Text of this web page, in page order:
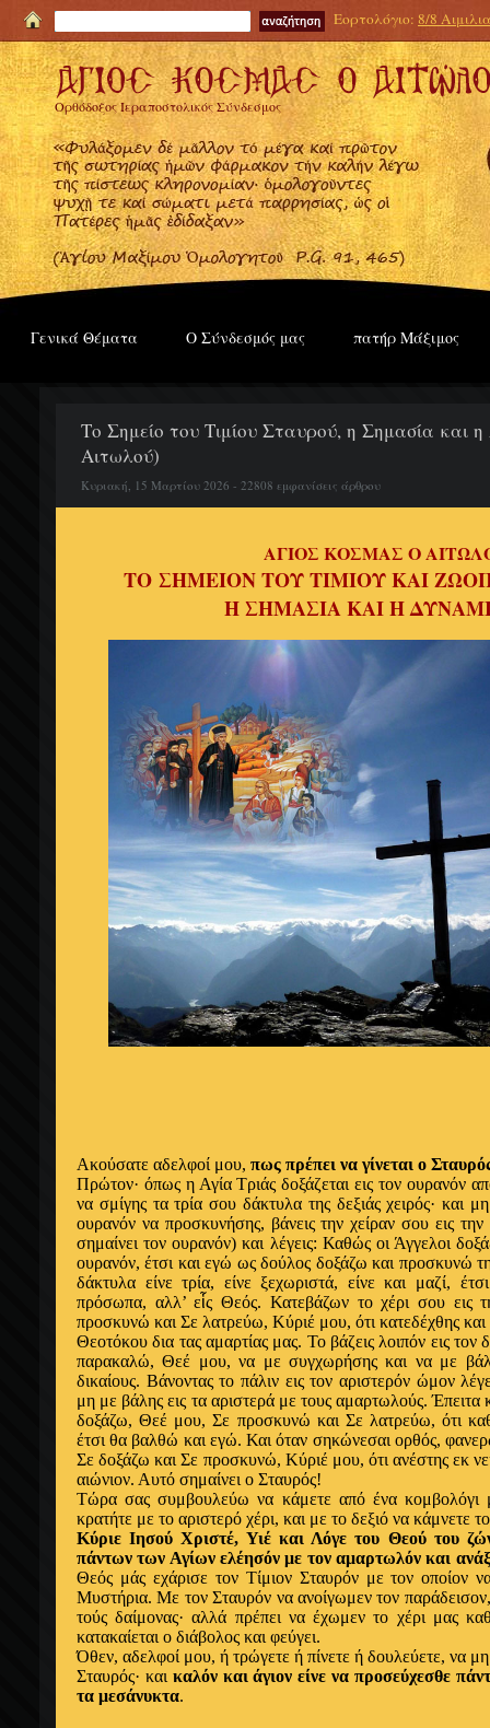
Εορτολόγιο: 8/8
Ορθόδοξος Ιεραποστολικός Σύνδεσμος
Γενικά Θέματα Ο Σύνδεσμός μας πατήρ Μάξιμος
Το Σημείο του Τιμίου Σταυρού, η Σημασία και
Αιτωλού)
Κυριακή, 15 Μαρτίου 2026 - 22808 εμφανίσεις άρθρου
ΑΓΙΟΣ ΚΟΣΜΑΣ Ο
ΤΟΣΗΜΕΙΟΝ ΤΟΥ ΤΙΜΙΟΥ ΚΑΙ
Η ΣΗΜΑΣΙΑ ΚΑΙ Η
Ακούσατε αδελφοί μου, πως πρέπει να γίνεται ο
Πρώτον· όπως η Αγία Τριάς δοξάζεται εις τον ουρανόν
να σμίγης τα τρία σου δάκτυλα της δεξιάς χειρός· και
ουρανόν να προσκυνήσης, βάνεις την χείραν σου εις
σημαίνει τον ουρανόν) και λέγεις: Καθώς οι Άγγελοι
ουρανόν, έτσι και εγώ ως δούλος δοξάζω και προσκυνώ
δάκτυλα είνε τρία, είνε ξεχωριστά, είνε και μαζί,
πρόσωπα, αλλ’ εἷς Θεός. Κατεβάζων το χέρι σου εις
προσκυνώ και Σε λατρεύω, Κύριέ μου, ότι κατεδέχθης και
Θεοτόκου δια τας αμαρτίας μας. Το βάζεις λοιπόν εις τον
παρακαλώ, Θεέ μου, να με συγχωρήσης και να με
δικαίους. Βάνοντας το πάλιν εις τον αριστερόν ώμον
μη με βάλης εις τα αριστερά με τους αμαρτωλούς. Έπειτα
δοξάζω, Θεέ μου, Σε προσκυνώ και Σε λατρεύω, ότι
έτσι θα βαλθώ και εγώ. Και όταν σηκώνεσαι ορθός,
Σε δοξάζω και Σε προσκυνώ, Κύριέ μου, ότι ανέστης εκ
αιώνιον. Αυτό σημαίνει ο Σταυρός!
Τώρα σας συμβουλεύω να κάμετε από ένα κομβολόγι
κρατήτε με το αριστερό χέρι, και με το δεξιό να κάμνετε
Κύριε Ιησού Χριστέ, Υιέ και Λόγε του Θεού του
πάντων των Αγίων ελέησόν με τον αμαρτωλόν και
Θεός μάς εχάρισε τον Τίμιον Σταυρόν με τον οποίον
Μυστήρια. Με τον Σταυρόν να ανοίγωμεν τον
τούς δαίμονας· αλλά πρέπει να έχωμεν το χέρι μας
κατακαίεται ο διάβολος και φεύγει.
Όθεν, αδελφοί μου, ή τρώγετε ή πίνετε ή δουλεύετε, να
Σταυρός· και καλόν και άγιον είνε να προσεύχεσθε
τα μεσάνυκτα.